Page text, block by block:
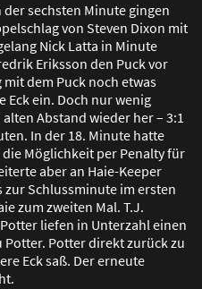
der sechsten Minute gingen
von Steven Dixon mit
Nick Latta in Minute
Eriksson den Puck vor
dem Puck noch etwas
Eck ein. Doch nur wenig
Abstand wieder her – 3:1
In der 18. Minute hatte
Möglichkeit per Penalty für
aber an Haie-Keeper
zur Schlussminute im ersten
zum zweiten Mal. T.J.
liefen in Unterzahl einen
Potter. Potter direkt zurück zu
Eck saß. Der erneute